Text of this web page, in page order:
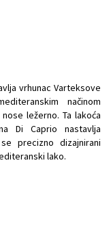
vrhunac Varteksove
načinom
ležerno. Ta lakoća
Di Caprio nastavlja
precizno dizajnirani
lako.